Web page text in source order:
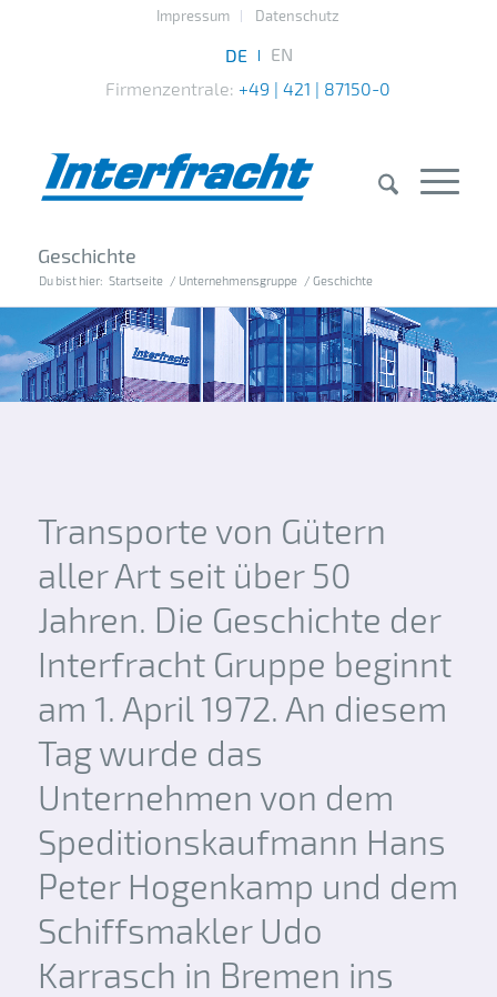
Impressum Datenschutz
Firmenzentrale: +49 | 421 | 87150-0
Geschichte
Du bist hier: Startseite / Unternehmensgruppe / Geschichte
Transporte von Gütern
aller Art seit über 50
Jahren. Die Geschichte der
Interfracht Gruppe beginnt
am 1. April 1972. An diesem
Tag wurde das
Unternehmen von dem
Speditionskaufmann Hans
Peter Hogenkamp und dem
Schiffsmakler Udo
Karrasch in Bremen ins